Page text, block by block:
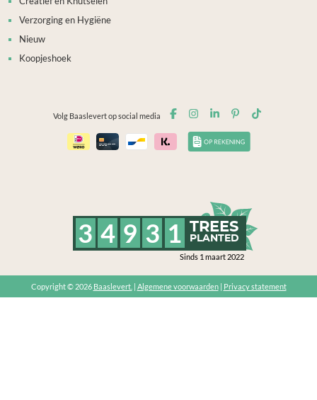
Verzorging en Hygiëne
Nieuw
Koopjeshoek
Volg Baaslevert op social media
3 4 9 3 1 TREES
PLANTED
Sinds 1 maart 2022
Copyright © 2026 Baaslevert. | Algemene voorwaarden| Privacy statement